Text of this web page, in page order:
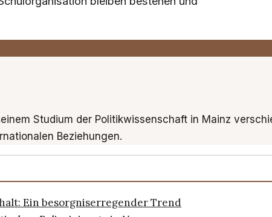
Studium der Politikwissenschaft in Mainz
Beziehungen.
Ein besorgniserregender Trend